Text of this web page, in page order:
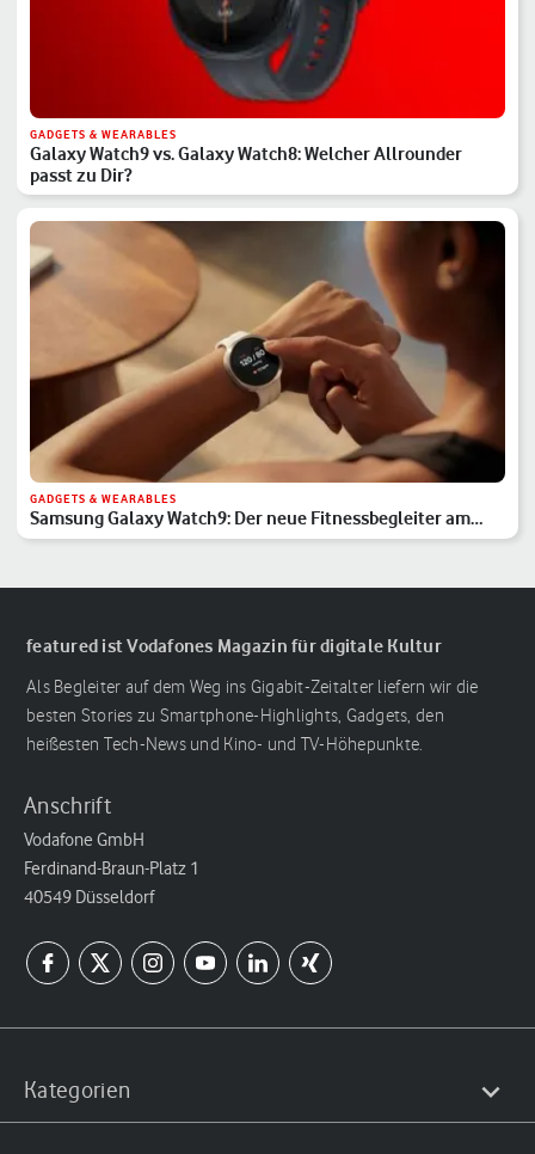
GADGETS & WEARABLES
Galaxy Watch9 vs. Galaxy Watch8: Welcher Allrounder
passt zu Dir?
GADGETS & WEARABLES
Samsung Galaxy Watch9: Der neue Fitnessbegleiter am
Handgelenk
featured ist Vodafones Magazin für digitale Kultur
Als Begleiter auf dem Weg ins Gigabit-Zeitalter liefern wir die
besten Stories zu Smartphone-Highlights, Gadgets, den
heißesten Tech-News und Kino- und TV-Höhepunkte.
Anschrift
Vodafone GmbH
Ferdinand-Braun-Platz 1
40549 Düsseldorf
Kategorien